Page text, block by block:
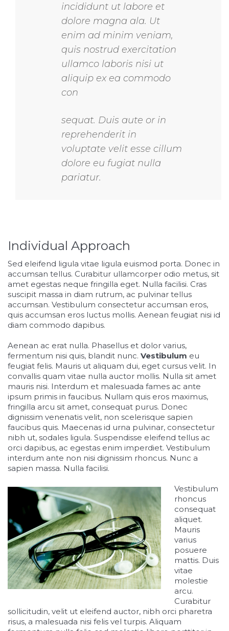
incididunt ut labore et
dolore magna ala. Ut
enim ad minim veniam,
quis nostrud exercitation
ullamco laboris nisi ut
aliquip ex ea commodo
con
r
e
l
a
i
1
2
sequat. Duis aute or in
reprehenderit in
voluptate velit esse cillum
dolore eu fugiat nulla
pariatur.
Individual Approach
Sed eleifend ligula vitae ligula euismod porta. Donec in
accumsan tellus. Curabitur ullamcorper odio metus, sit
amet egestas neque fringilla eget. Nulla facilisi. Cras
suscipit massa in diam rutrum, ac pulvinar tellus
accumsan. Vestibulum consectetur accumsan eros,
quis accumsan eros luctus mollis. Aenean feugiat nisi id
diam commodo dapibus.
Aenean ac erat nulla. Phasellus et dolor varius,
fermentum nisi quis, blandit nunc. Vestibulum eu
feugiat felis. Mauris ut aliquam dui, eget cursus velit. In
convallis quam vitae nulla auctor mollis. Nulla sit amet
mauris nisi. Interdum et malesuada fames ac ante
ipsum primis in faucibus. Nullam quis eros maximus,
fringilla arcu sit amet, consequat purus. Donec
dignissim venenatis velit, non scelerisque sapien
faucibus quis. Maecenas id urna pulvinar, consectetur
nibh ut, sodales ligula. Suspendisse eleifend tellus ac
orci dapibus, ac egestas enim imperdiet. Vestibulum
interdum ante non nisi dignissim rhoncus. Nunc a
sapien massa. Nulla facilisi.
Vestibulum
rhoncus
consequat
aliquet.
Mauris
varius
posuere
mattis. Duis
vitae
molestie
arcu.
Curabitur
sollicitudin, velit ut eleifend auctor, nibh orci pharetra
risus, a malesuada nisi felis vel turpis. Aliquam